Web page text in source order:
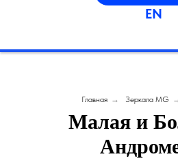
EN
Главная → Зеркала MG
Малая и